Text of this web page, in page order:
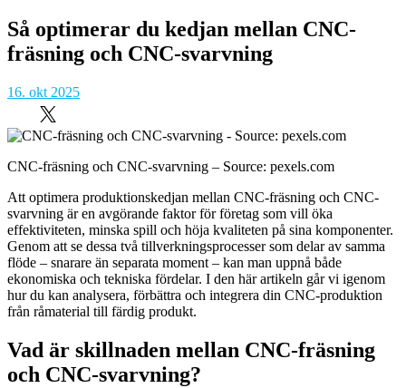
Så optimerar du kedjan mellan CNC-
fräsning och CNC-svarvning
16. okt 2025
CNC-fräsning och CNC-svarvning – Source: pexels.com
Att optimera produktionskedjan mellan CNC-fräsning och CNC-
svarvning är en avgörande faktor för företag som vill öka
effektiviteten, minska spill och höja kvaliteten på sina komponenter.
Genom att se dessa två tillverkningsprocesser som delar av samma
flöde – snarare än separata moment – kan man uppnå både
ekonomiska och tekniska fördelar. I den här artikeln går vi igenom
hur du kan analysera, förbättra och integrera din CNC-produktion
från råmaterial till färdig produkt.
Vad är skillnaden mellan CNC-fräsning
och CNC-svarvning?